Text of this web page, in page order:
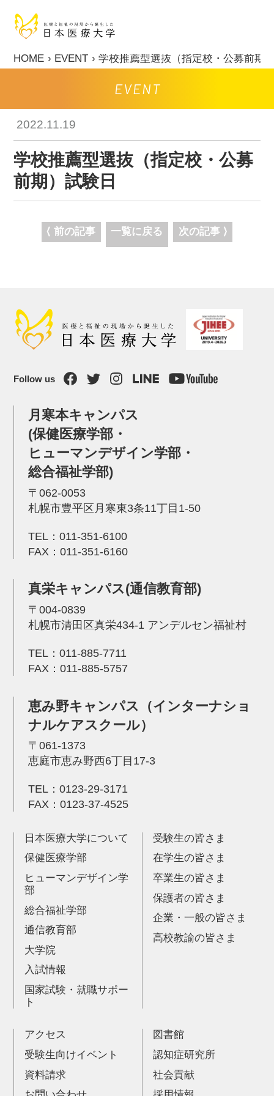
HOME EVENT 学校推薦型選抜（指定校・公募前期
EVENT
2022.11.19
学校推薦型選抜（指定校・公募
前期）試験日
⟨ 前の記事 一覧に戻る 次の記事 ⟩
Follow us
月寒本キャンパス
(保健医療学部・
ヒューマンデザイン学部・
総合福祉学部)
〒062-0053
札幌市豊平区月寒東3条11丁目1-50
TEL： 011-351-6100
FAX：011-351-6160
真栄キャンパス(通信教育部)
〒004-0839
札幌市清田区真栄434-1 アンデルセン福祉村
TEL： 011-885-7711
FAX：011-885-5757
恵み野キャンパス（インターナショ
ナルケアスクール）
〒061-1373
恵庭市恵み野西6丁目17-3
TEL： 0123-29-3171
FAX：0123-37-4525
日本医療大学について
保健医療学部
ヒューマンデザイン学
部
総合福祉学部
通信教育部
大学院
入試情報
国家試験・就職サポー
ト
受験生の皆さま
在学生の皆さま
卒業生の皆さま
保護者の皆さま
企業・一般の皆さま
高校教諭の皆さま
アクセス
受験生向けイベント
資料請求
図書館
認知症研究所
社会貢献